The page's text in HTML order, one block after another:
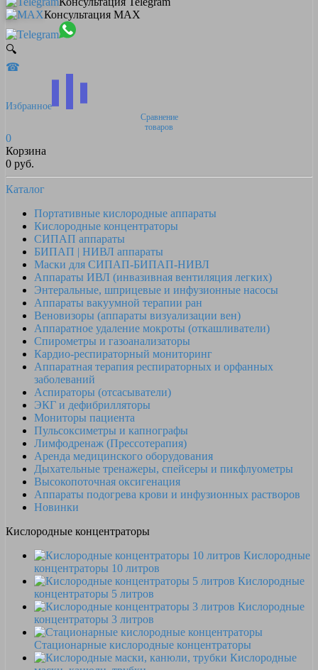
Консультация MAX
🔍
☎
Избранное
Сравнение
товаров
0
Корзина
0 руб.
Каталог
Портативные кислородные аппараты
Кислородные концентраторы
СИПАП аппараты
БИПАП | НИВЛ аппараты
Маски для СИПАП-БИПАП-НИВЛ
Аппараты ИВЛ (инвазивная вентиляция легких)
Энтеральные, шприцевые и инфузионные насосы
Аппараты вакуумной терапии ран
Веновизоры (аппараты визуализации вен)
Аппаратное удаление мокроты (откашливатели)
Спирометры и газоанализаторы
Кардио-респираторный мониторинг
Аппаратная терапия респираторных и орфанных
заболеваний
Аспираторы (отсасыватели)
ЭКГ и дефибрилляторы
Мониторы пациента
Пульсоксиметры и капнографы
Лимфодренаж (Прессотерапия)
Аренда медицинского оборудования
Дыхательные тренажеры, спейсеры и пикфлуометры
Высокопоточная оксигенация
Аппараты подогрева крови и инфузионных растворов
Новинки
Кислородные концентраторы
Кислородные
концентраторы 10 литров
Кислородные
концентраторы 5 литров
Кислородные
концентраторы 3 литров
Стационарные кислородные концентраторы
Кислородные